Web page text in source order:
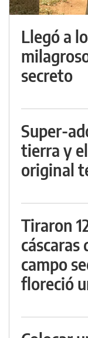
Llegó a
secreto
Super-
tierra y
original
Tiraron
cáscaras
campo
floreció